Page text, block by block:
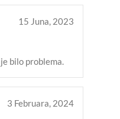
15 Juna, 2023
bilo problema.
3 Februara, 2024